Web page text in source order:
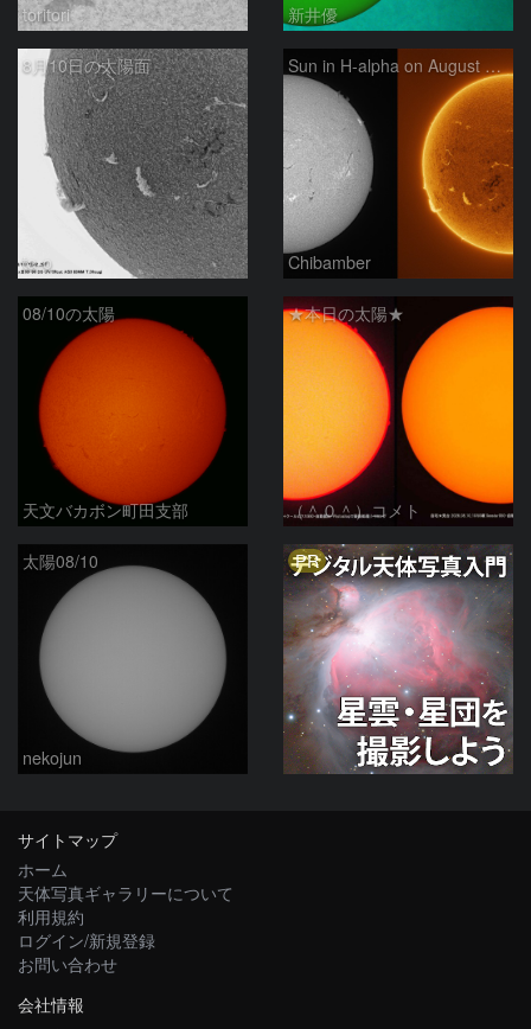
toritori 新井優
8月10日の太陽面
ta-o
Sun in H-alpha on August 10, 2026
Chibamber
08/10の太陽
天文バカボン町田支部
★本日の太陽★
（＾０＾）コメト
太陽08/10
nekojun
PR
サイトマップ
ホーム
天体写真ギャラリーについて
利用規約
ログイン/新規登録
お問い合わせ
会社情報